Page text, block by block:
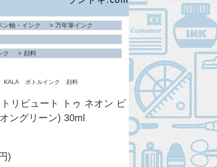
ン軸・インク > 万年筆インク
ク > 顔料
KALA ボトルインク 顔料
リビュート トゥ ネオン ピ
ングリーン) 30ml
)